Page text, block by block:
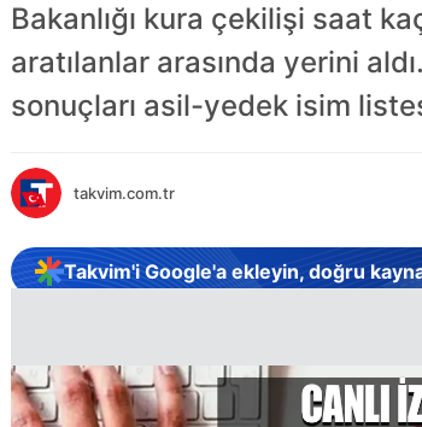
Bakanlığı kura çekilişi saat
aratılanlar arasında yerini
sonuçları asil-yedek isim
takvim.com.tr
Takvim'i Google'a ekleyin, doğru